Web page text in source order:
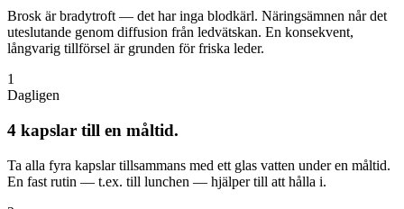
Brosk är bradytroft — det har inga blodkärl. Näringsämnen når det
uteslutande genom diffusion från ledvätskan. En konsekvent,
långvarig tillförsel är grunden för friska leder.
1
Dagligen
4 kapslar till en måltid.
Ta alla fyra kapslar tillsammans med ett glas vatten under en måltid.
En fast rutin — t.ex. till lunchen — hjälper till att hålla i.